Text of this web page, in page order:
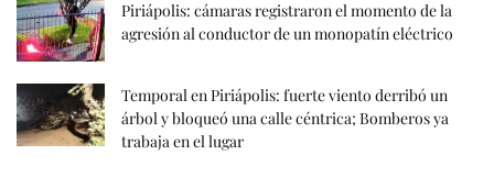
Piriápolis: cámaras registraron el momento de la
agresión al conductor de un monopatín eléctrico
Temporal en Piriápolis: fuerte viento derribó un
árbol y bloqueó una calle céntrica; Bomberos ya
trabaja en el lugar